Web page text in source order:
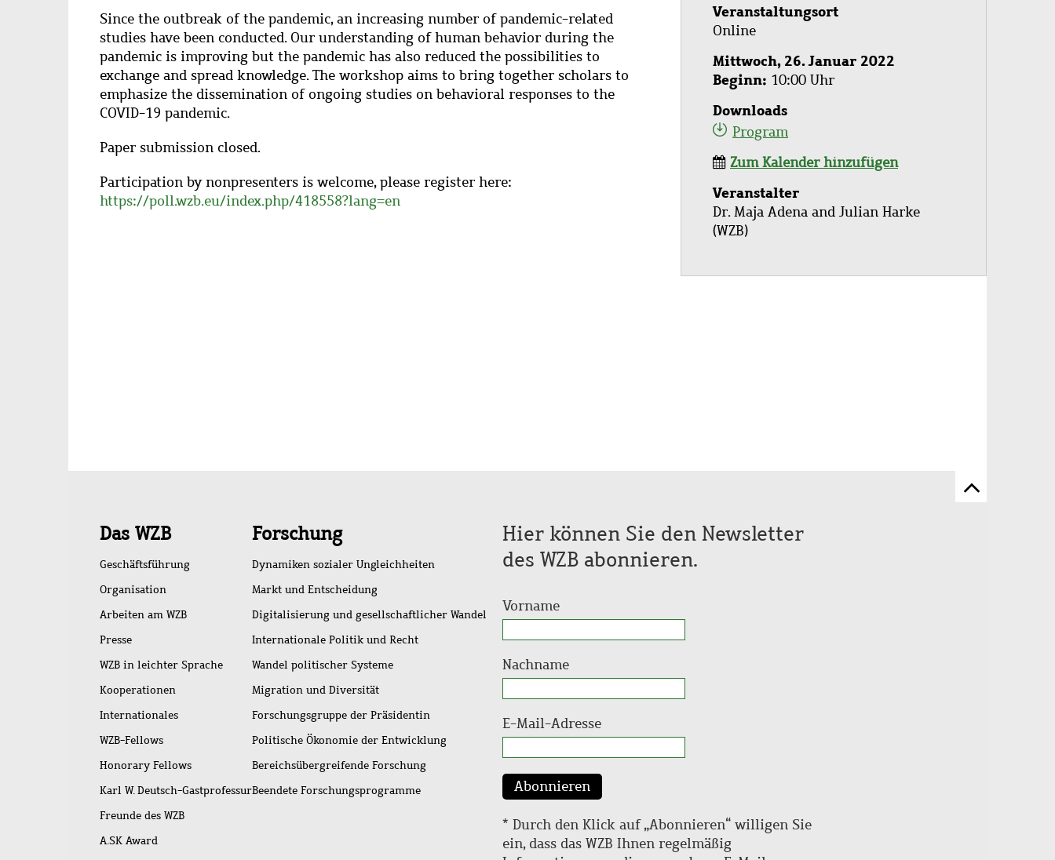
Since the outbreak of the pandemic, an increasing number of pandemic-related
studies have been conducted. Our understanding of human behavior during the
pandemic is improving but the pandemic has also reduced the possibilities to
exchange and spread knowledge. The workshop aims to bring together scholars to
emphasize the dissemination of ongoing studies on behavioral responses to the
COVID-19 pandemic.
Paper submission closed.
Participation by nonpresenters is welcome, please register here:
https://poll.wzb.eu/index.php/418558?lang=en
Veranstaltungsort
Online
Mittwoch, 26. Januar 2022
Beginn 10:00 Uhr
Downloads
Program
Zum Kalender hinzufügen
Veranstalter
Dr. Maja Adena and Julian Harke
(WZB)
Zum
Schnellzugriff
Das WZB
Geschäftsführung
Organisation
Arbeiten am WZB
Presse
WZB in leichter Sprache
Kooperationen
Internationales
WZB-Fellows
Honorary Fellows
Karl W. Deutsch-Gastprofessur
Freunde des WZB
A.SK Award
Forschung
Dynamiken sozialer Ungleichheiten
Markt und Entscheidung
Digitalisierung und gesellschaftlicher Wandel
Internationale Politik und Recht
Wandel politischer Systeme
Migration und Diversität
Forschungsgruppe der Präsidentin
Politische Ökonomie der Entwicklung
Bereichsübergreifende Forschung
Beendete Forschungsprogramme
Hier können Sie den Newsletter
des WZB abonnieren.
Vorname
Nachname
E-Mail-Adresse
Abonnieren
* Durch den Klick auf „Abonnieren“ willigen Sie
ein, dass das WZB Ihnen regelmäßig